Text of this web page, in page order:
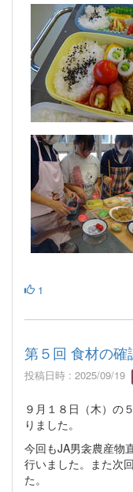
1
第５回 食材の
投稿日時 : 2025/09/19
９月１８日（木）の
りました。
今回もJA男衾農産物
行いました。また次
た。